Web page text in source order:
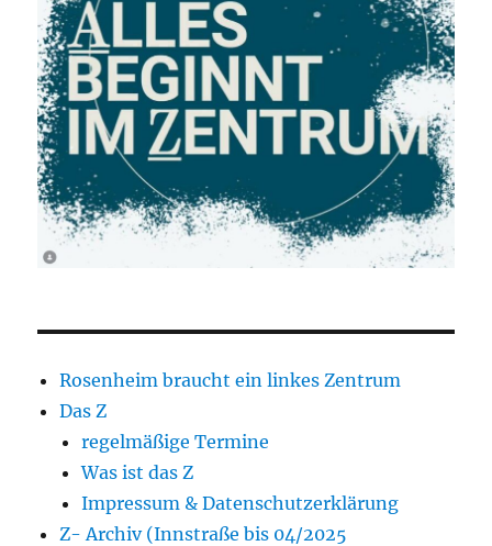
Rosenheim braucht ein linkes Zentrum
Das Z
regelmäßige Termine
Was ist das Z
Impressum & Datenschutzerklärung
Z- Archiv (Innstraße bis 04/2025